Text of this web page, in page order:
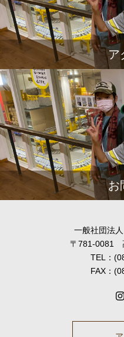
ア
お
一般社団法
〒781-0081
TEL：
FAX：